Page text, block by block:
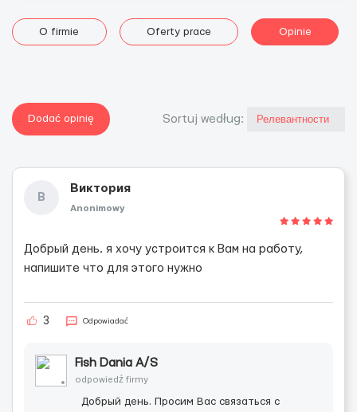
O firmie Oferty prace Opinie
Dodać opinię Sortuj według:
В
Виктория
Anonimowy
Добрый день. я хочу устроится к Вам на работу,
напишите что для этого нужно
3 Odpowiadać
Fish Dania A/S
odpowiedź firmy
Добрый день. Просим Вас связаться с